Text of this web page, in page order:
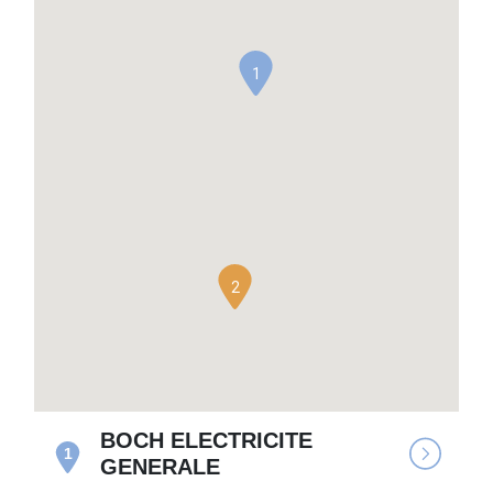
1
2
1
BOCH ELECTRICITE
GENERALE